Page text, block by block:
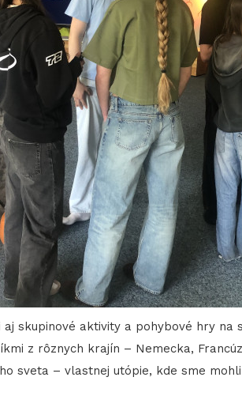
skupinové aktivity a pohybové hry na
z rôznych krajín – Nemecka,
sveta – vlastnej utópie, kde sme